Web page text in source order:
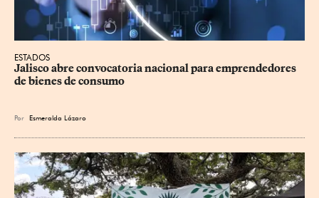
ESTADOS
Jalisco abre convocatoria nacional para emprendedores
de bienes de consumo
Por Esmeralda Lázaro